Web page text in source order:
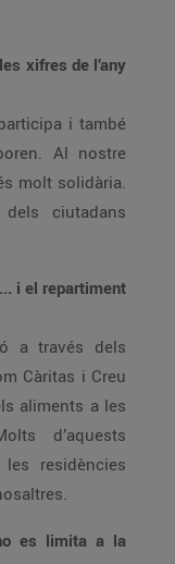
xifres de l’any
i també
Al nostre
molt solidària.
ciutadans
i el repartiment
a través dels
Càritas i Creu
aliments a les
d’aquests
residències
es limita a la